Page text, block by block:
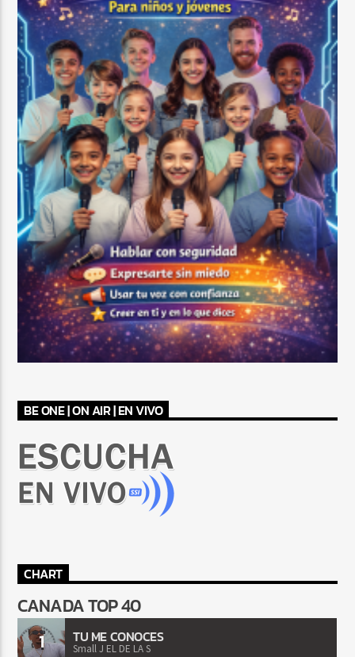
BE ONE | ON AIR | EN VIVO
CHART
CANADA TOP 40
1 TU ME CONOCES
Small J EL DE LA S